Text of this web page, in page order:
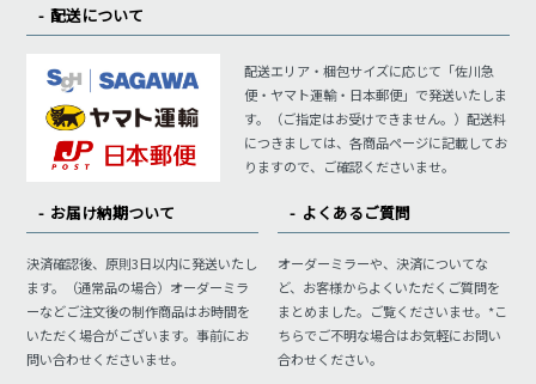
配送について
配送エリア・梱包サイズに応じて「佐川急
便・ヤマト運輸・日本郵便」で発送いたしま
す。（ご指定はお受けできません。）配送料
につきましては、各商品ページに記載してお
りますので、ご確認くださいませ。
お届け納期ついて
決済確認後、原則3日以内に発送いたし
ます。（通常品の場合）オーダーミラ
ーなどご注文後の制作商品はお時間を
いただく場合がございます。事前にお
問い合わせくださいませ。
よくあるご質問
オーダーミラーや、決済についてな
ど、お客様からよくいただくご質問を
まとめました。ご覧くださいませ。*こ
ちらでご不明な場合はお気軽にお問い
合わせください。